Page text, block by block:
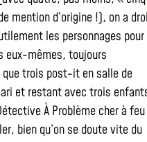
mention d’origine !), on a
les personnages pour
eux-mêmes, toujours
que trois post-it en salle de
et restant avec trois
À Problème cher à feu
bien qu’on se doute vite du